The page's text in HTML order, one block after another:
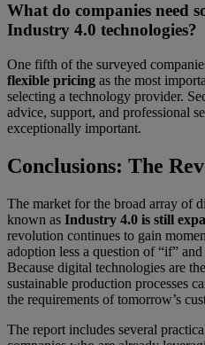
What do companies need
Industry 4.0 technologies?
One fifth of the surveyed
flexible pricing as the most
selecting a technology provider.
advice, support, and professional
exceptionally important.
Conclusions: The
The market for the broad array of
known as Industry 4.0 is still
revolution continues to gain
adoption less a question of “if”
Because digital technologies are
sustainable production processes
the requirements of tomorrow’s
The report includes several